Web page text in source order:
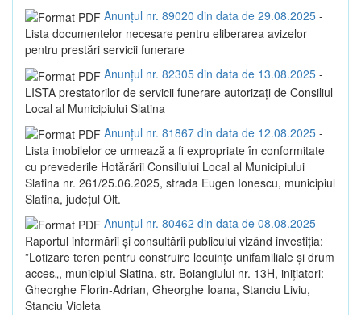
Anunțul nr. 89020 din data de 29.08.2025 -
Lista documentelor necesare pentru eliberarea avizelor
pentru prestări servicii funerare
Anunțul nr. 82305 din data de 13.08.2025 -
LISTA prestatorilor de servicii funerare autorizaţi de Consiliul
Local al Municipiului Slatina
Anunțul nr. 81867 din data de 12.08.2025 -
Lista imobilelor ce urmează a fi expropriate în conformitate
cu prevederile Hotărării Consiliului Local al Municipiului
Slatina nr. 261/25.06.2025, strada Eugen Ionescu, municipiul
Slatina, județul Olt.
Anunțul nr. 80462 din data de 08.08.2025 -
Raportul informării și consultării publicului vizând investiția:
”Lotizare teren pentru construire locuințe unifamiliale și drum
acces„, municipiul Slatina, str. Boiangiului nr. 13H, inițiatori:
Gheorghe Florin-Adrian, Gheorghe Ioana, Stanciu Liviu,
Stanciu Violeta